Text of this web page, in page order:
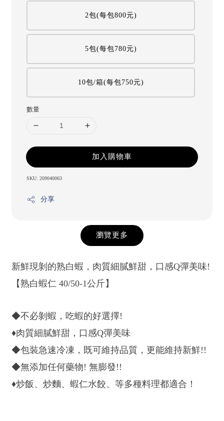
2包(每包800元)
5包(每包780元)
10包/箱(每包750元)
數量
加入購物車
SKU: 209040063
分享
瀏覽更多
新鮮現剝的熟白蝦，肉質細膩鮮甜，口感Q彈美味!
【熟白蝦仁 40/50-1公斤】
◆不必剝蝦，吃蝦的好選擇!
♦肉質細膩鮮甜，口感Q彈美味
◆包裝急速冷凍，既可維持品質，更能維持新鮮!!
◆無添加任何藥物! 無膨發!!
♦炒飯、炒麵、蝦仁水餃、等多種料理都適合！